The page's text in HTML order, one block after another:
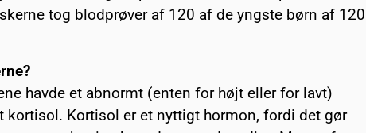
tog blodprøver af 120 af de yngste børn af 120
havde et abnormt (enten for højt eller for lavt)
kortisol. Kortisol er et nyttigt hormon, fordi det gør